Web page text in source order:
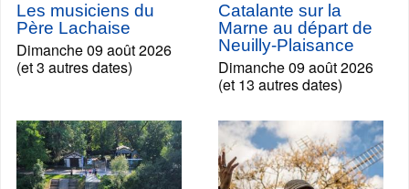
Les musiciens du
Père Lachaise
Dimanche 09 août 2026
(et 3 autres dates)
Catalante sur la
Marne au départ de
Neuilly-Plaisance
Dimanche 09 août 2026
(et 13 autres dates)